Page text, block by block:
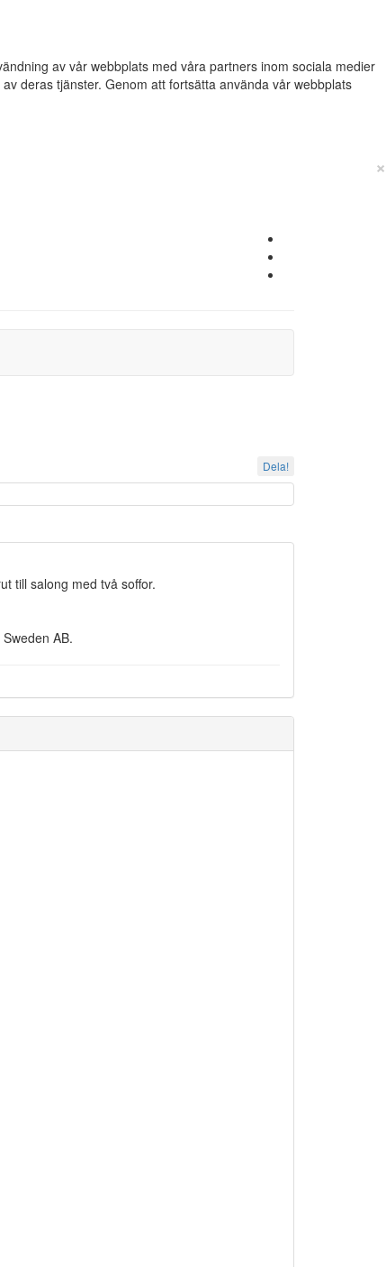
av vår webbplats med våra partners inom sociala medier
deras tjänster. Genom att fortsätta använda vår webbplats
×
Dela!
till salong med två soffor.
AB.